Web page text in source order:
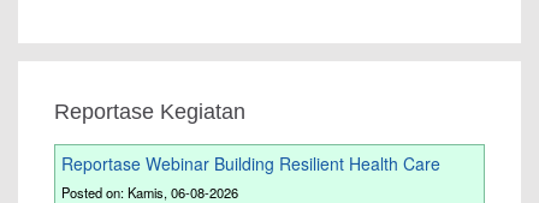
Reportase Kegiatan
Reportase Webinar Building Resilient Health Care
Posted on: Kamis, 06-08-2026